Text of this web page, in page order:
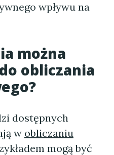
wpływu na
można
obliczania
dostępnych
w obliczaniu
mogą być